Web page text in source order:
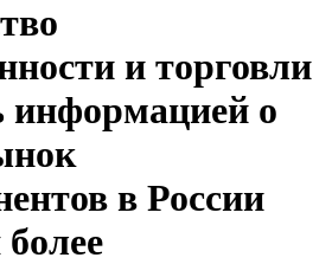
и торговли
информацией о
в России